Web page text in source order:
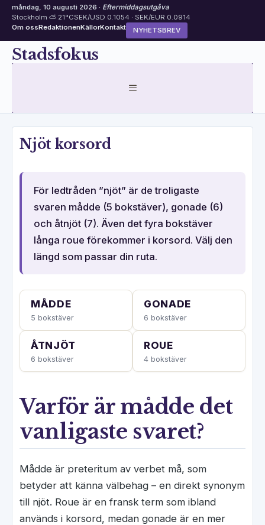
måndag, 10 augusti 2026 · Eftermiddagsutgåva
Stockholm ⛅ 21°CSEK/USD 0.1054 · SEK/EUR 0.0914
Om ossRedaktionenKällorKontakt NYHETSBREV
HoppaStadsfokus
MENY
Njöt korsord
För ledtråden ”njöt” är de troligaste
svaren mådde (5 bokstäver), gonade (6)
och åtnjöt (7). Även det fyra bokstäver
långa roue förekommer i korsord. Välj den
längd som passar din ruta.
MÅDDE
5 bokstäver
GONADE
6 bokstäver
ÅTNJÖT
6 bokstäver
ROUE
4 bokstäver
Varför är mådde det
vanligaste svaret?
Mådde är preteritum av verbet må, som
betyder att känna välbehag – en direkt synonym
till njöt. Roue är en fransk term som ibland
används i korsord, medan gonade är en mer